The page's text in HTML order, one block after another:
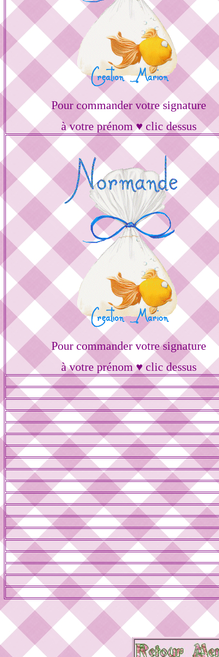
Pour commander votre signature
à votre prénom ♥ clic dessus
Pour commander votre signature
à votre prénom ♥ clic dessus